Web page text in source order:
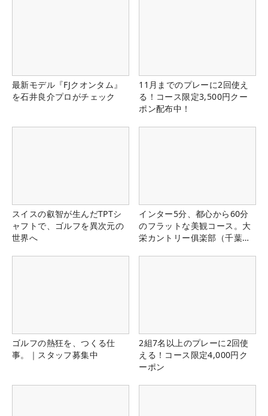
最新モデル『FJクオンタム』
を石井良介プロがチェック
11月までのプレーに2回使え
る！コース限定3,500円クー
ポン配布中！
スイスの叡智が生んだTPTシ
ャフトで、ゴルフを異次元の
世界へ
インター5分、都心から60分
のフラットな美観コース。大
栄カントリー俱楽部（千葉
ゴルフの熱狂を、つくる仕
事。｜スタッフ募集中
2組7名以上のプレーに2回使
える！コース限定4,000円ク
ーポン